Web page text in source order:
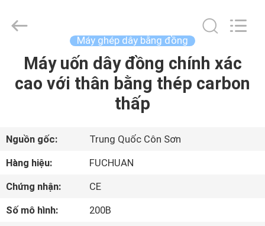
TRANG
CHỦ
SẢN
PHẨM
Kunshan
Fuchuan
Reserved.
Máy ghép dây bằng đồng
Máy uốn dây đồng chính xác
cao với thân bằng thép carbon
thấp
Nguồn gốc:
Trung Quốc Côn Sơn
Hàng hiệu:
FUCHUAN
Chứng nhận:
CE
Số mô hình:
200B